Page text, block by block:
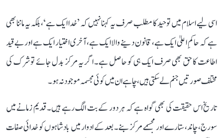
اسی لیے اسلام میں توحید کا مطلب صرف یہ کہنا نہیں کہ ’خدا ایک ہے‘، بلکہ یہ ماننا بھی
ہے کہ حاکمِ اعلیٰ ایک ہے، قانون دینے والا ایک ہے، آخری اختیار ایک ہے اور بے قید
اطاعت کا حق بھی صرف ایک ہی کو حاصل ہے۔ اگر یہ مرکز بدل جائے تو شرک کی
مختلف صورتیں جنم لے سکتی ہیں، چاہے ان میں کوئی مجسمہ موجود نہ ہو۔
تاریخ اس حقیقت کی بھی گواہ ہے کہ ہر دور کے بت الگ رہے ہیں۔ قدیم زمانے میں
سورج، چاند، ستارے اور مجسمے مرکز بنے۔ بعد کے ادوار میں بادشاہوں کو خدائی صفات